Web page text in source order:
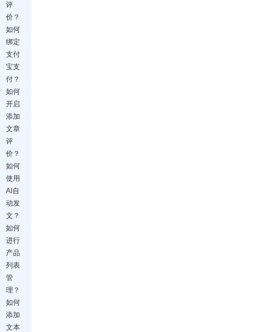
评
价？
如何
绑定
支付
宝支
付？
如何
开启
添加
文章
评
价？
如何
使用
AI自
动发
文？
如何
进行
产品
列表
管
理？
如何
添加
文本